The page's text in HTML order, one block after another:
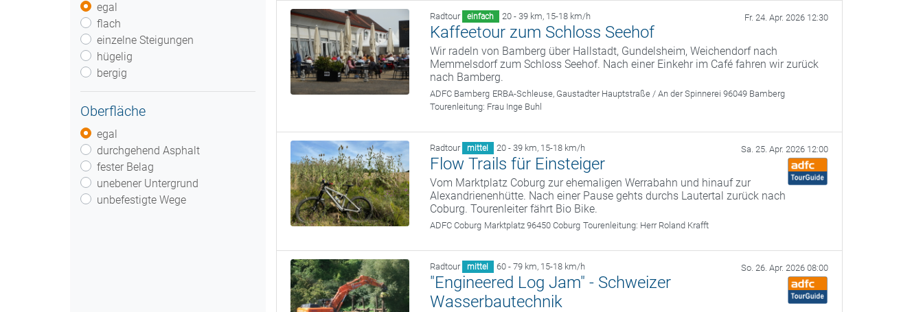
egal
flach
einzelne Steigungen
hügelig
bergig
Oberfläche
egal
durchgehend Asphalt
fester Belag
unebener Untergrund
unbefestigte Wege
Radtour einfach 20 - 39 km, 15-18 km/h Fr. 24. Apr. 2026 12:30
Kaffeetour zum Schloss Seehof
Wir radeln von Bamberg über Hallstadt, Gundelsheim, Weichendorf nach
Memmelsdorf zum Schloss Seehof. Nach einer Einkehr im Café fahren wir zurück
nach Bamberg.
ADFC Bamberg ERBA-Schleuse, Gaustadter Hauptstraße / An der Spinnerei 96049 Bamberg
Tourenleitung: Frau Inge Buhl
Radtour mittel 20 - 39 km, 15-18 km/h Sa. 25. Apr. 2026 12:00
Flow Trails für Einsteiger
Vom Marktplatz Coburg zur ehemaligen Werrabahn und hinauf zur
Alexandrienenhütte. Nach einer Pause gehts durchs Lautertal zurück nach
Coburg. Tourenleiter fährt Bio Bike.
ADFC Coburg Marktplatz 96450 Coburg Tourenleitung: Herr Roland Krafft
Radtour mittel 60 - 79 km, 15-18 km/h So. 26. Apr. 2026 08:00
"Engineered Log Jam" - Schweizer
Wasserbautechnik